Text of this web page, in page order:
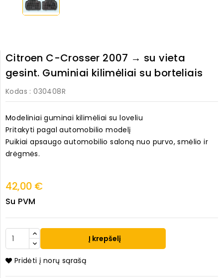
Citroen C-Crosser 2007 → su vieta
gesint. Guminiai kilimėliai su borteliais
Kodas : 030408R
Modeliniai guminai kilimėliai su loveliu
Pritakyti pagal automobilio modelį
Puikiai apsaugo automobilio saloną nuo purvo, smėlio ir
drėgmės.
42,00 €
Su PVM
Į krepšelį
Pridėti į norų sąrašą